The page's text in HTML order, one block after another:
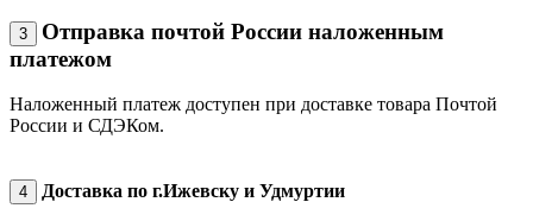
3
Отправка почтой России наложенным
платежом
Наложенный платеж доступен при доставке товара Почтой
России и СДЭКом.
4 Доставка по г.Ижевску и Удмуртии